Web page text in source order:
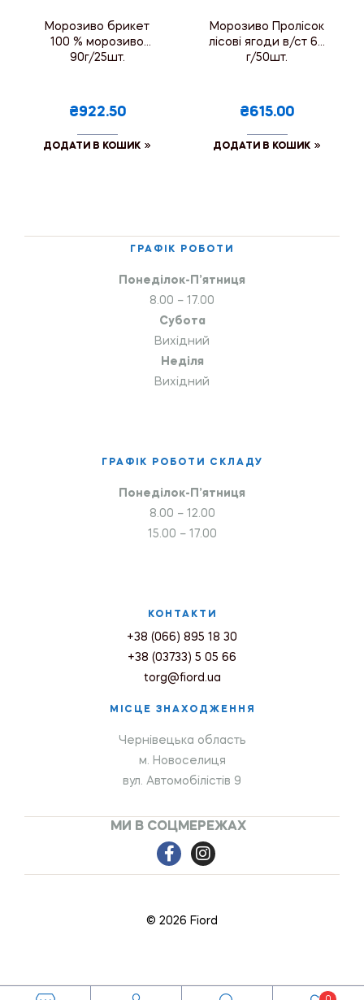
Морозиво брикет
100 % морозиво
90г/25шт.
₴922.50
ДОДАТИ В КОШИК
Морозиво Пролісок
лісові ягоди в/ст 60
г/50шт.
₴615.00
ДОДАТИ В КОШИК
ГРАФІК РОБОТИ
Понеділок-П’ятниця
8.00 – 17.00
Субота
Вихідний
Неділя
Вихідний
ГРАФІК РОБОТИ СКЛАДУ
Понеділок-П’ятниця
8.00 – 12.00
15.00 – 17.00
КОНТАКТИ
+38 (066) 895 18 30
+38 (03733) 5 05 66
torg@fiord.ua
МІСЦЕ ЗНАХОДЖЕННЯ
Чернівецька область
м. Новоселиця
вул. Автомобілістів 9
МИ В СОЦМЕРЕЖАХ
© 2026 Fiord